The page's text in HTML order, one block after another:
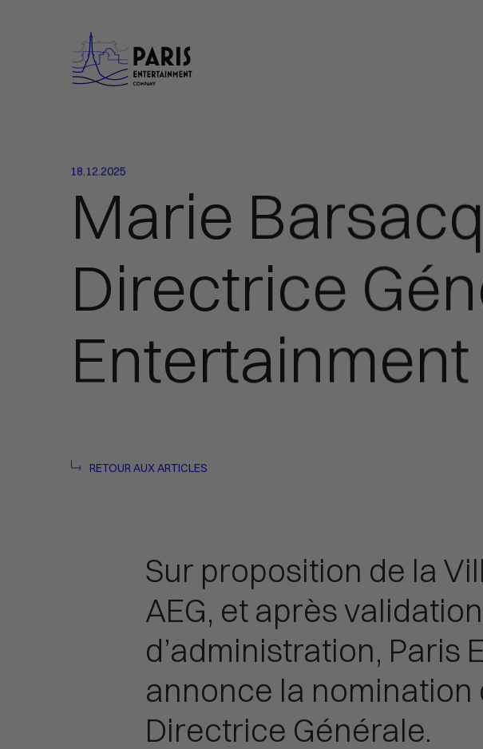
18.12.2025
Marie
Directrice
RETOUR AUX ARTICLES
Sur proposition de la
AEG, et après
d’administration, Paris
annonce la
Directrice Générale.